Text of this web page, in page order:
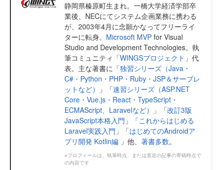
静岡県榛原町生まれ。一橋大学経済学部卒
業後、NECにてシステム企画業務に携わる
が、2003年4月に念願かなってフリーライ
ターに転身。 Microsoft MVP for Visual
Studio and Development Technologies。執
筆コミュニティ「WINGSプロジェクト 」代
表。主な著書に「独習シリーズ（Java・
C#・Python・PHP・Ruby・JSP＆サーブレ
ットなど）
」「速習シリーズ（ASP.NET
Core・Vue.js・React・TypeScript・
ECMAScript、Laravelなど）
」「改訂3版
JavaScript本格入門 」「これからはじめる
Laravel実践入門 」「はじめてのAndroidア
プリ開発 Kotlin編 」他、 著書多数。
※プロフィールは、執筆時点、または直近の記事の寄稿時点で
の内容です